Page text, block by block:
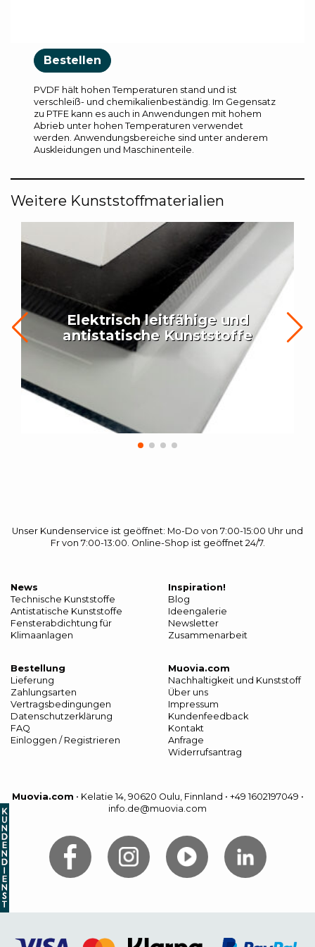
Bestellen
PVDF hält hohen Temperaturen stand und ist
verschleiß- und chemikalienbeständig. Im Gegensatz
zu PTFE kann es auch in Anwendungen mit hohem
Abrieb unter hohen Temperaturen verwendet
werden. Anwendungsbereiche sind unter anderem
Auskleidungen und Maschinenteile.
Weitere Kunststoffmaterialien
Elektrisch leitfähige und
antistatische Kunststoffe
Unser Kundenservice ist geöffnet: Mo-Do von 7:00-15:00 Uhr und
Fr von 7:00-13:00. Online-Shop ist geöffnet 24/7.
News
Technische Kunststoffe
Antistatische Kunststoffe
Fensterabdichtung für
Klimaanlagen
Inspiration!
Blog
Ideengalerie
Newsletter
Zusammenarbeit
Bestellung
Lieferung
Zahlungsarten
Vertragsbedingungen
Datenschutzerklärung
FAQ
Einloggen / Registrieren
Muovia.com
Nachhaltigkeit und Kunststoff
Über uns
Impressum
Kundenfeedback
Kontakt
Anfrage
Widerrufsantrag
Muovia.com • Kelatie 14, 90620 Oulu, Finnland • +49 1602197049 •
info.de@muovia.com